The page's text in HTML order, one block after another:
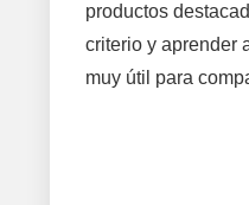
productos
criterio y aprender
muy útil para